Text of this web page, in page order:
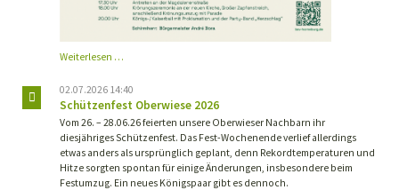
Weiterlesen …
Horneburg
02.07.2026 14:40
Schützenfest Oberwiese 2026
Vom 26. – 28.06.26 feierten unsere Oberwieser Nachbarn ihr
diesjähriges Schützenfest. Das Fest-Wochenende verlief allerdings
etwas anders als ursprünglich geplant, denn Rekordtemperaturen und
Hitze sorgten spontan für einige Änderungen, insbesondere beim
Festumzug. Ein neues Königspaar gibt es dennoch.